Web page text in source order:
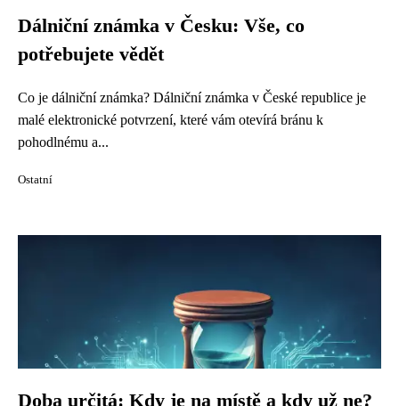
Dálniční známka v Česku: Vše, co
potřebujete vědět
Co je dálniční známka? Dálniční známka v České republice je
malé elektronické potvrzení, které vám otevírá bránu k
pohodlnému a...
Ostatní
Doba určitá: Kdy je na místě a kdy už ne?